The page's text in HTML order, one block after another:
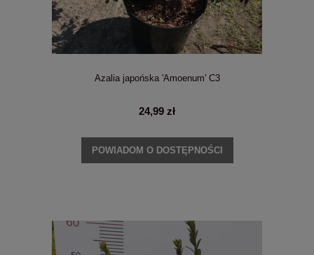
Azalia japońska 'Amoenum' C3
24,99 zł
POWIADOM O DOSTĘPNOŚCI